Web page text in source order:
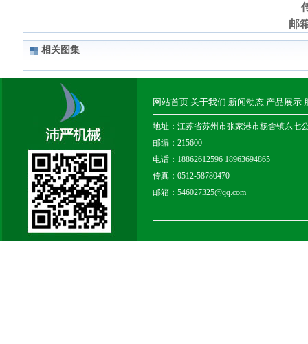
邮
相关图集
网站首页 关于我们 新闻动态 产品展示
地址：江苏省苏州市张家港市杨舍镇东七
邮编：215600
电话：18862612596 18963694865
传真：0512-58780470
邮箱：546027325@qq.com